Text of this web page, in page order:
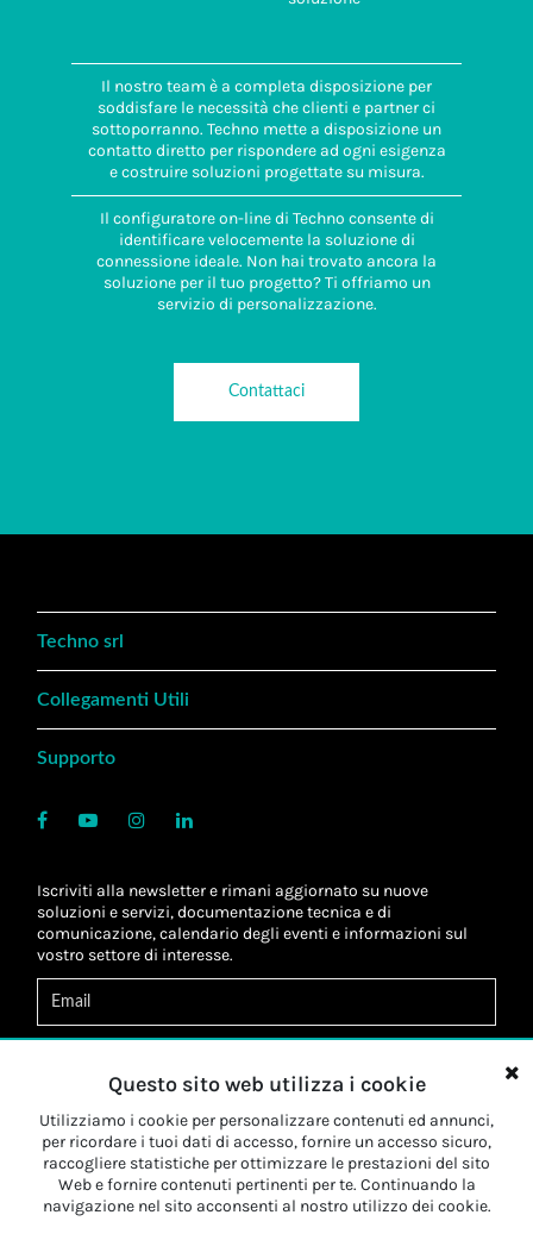
Il nostro team è a completa disposizione per
soddisfare le necessità che clienti e partner ci
sottoporranno. Techno mette a disposizione un
contatto diretto per rispondere ad ogni esigenza
e costruire soluzioni progettate su misura.
Il configuratore on-line di Techno consente di
identificare velocemente la soluzione di
connessione ideale. Non hai trovato ancora la
soluzione per il tuo progetto? Ti offriamo un
servizio di personalizzazione.
Contattaci
Techno srl
Collegamenti Utili
Supporto
Iscriviti alla newsletter e rimani aggiornato su nuove
soluzioni e servizi, documentazione tecnica e di
comunicazione, calendario degli eventi e informazioni sul
vostro settore di interesse.
Letta l'informativa, autorizzo altrattamento dei miei dati
personali*
Letta l'informativa, autorizzo al trattamento dei miei dati
personali a fini dimarketing*
Iscriviti
Questo sito web utilizza i cookie
Utilizziamo i cookie per personalizzare contenuti ed annunci,
per ricordare i tuoi dati di accesso, fornire un accesso sicuro,
raccogliere statistiche per ottimizzare le prestazioni del sito
Web e fornire contenuti pertinenti per te. Continuando la
navigazione nel sito acconsenti al nostro utilizzo dei cookie.